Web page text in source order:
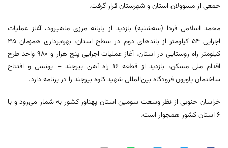
جمعی از مسوولان استان و شهرستان قرار گرفت.
محمد اسلامی فردا (سه‌شنبه) بازدید از پایانه مرزی ماهیرود، آغاز عملیات
اجرایی ۵۴ کیلومتر از باندهای دوم در سطح استان، بهره‌برداری همزمان ۳۵
کیلومتر راه روستایی در استان، آغاز عملیات اجرایی پنج هزار و ۹۸۰ واحد طرح
اقدام ملی مسکن، بازدید از قطعه ۱۶ راه آهن بیرجند – یونسی و افتتاح
ساختمان پاویون فرودگاه بین‌المللی شهید کاوه بیرجند را در برنامه دارد.
خراسان جنوبی از نظر وسعت سومین استان پهناور کشور به شمار می‌رود و با
۶ استان کشور همجوار است.